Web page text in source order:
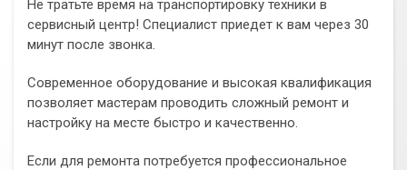
Не тратьте время на транспортировку техники в
сервисный центр! Специалист приедет к вам через 30
минут после звонка.
Современное оборудование и высокая квалификация
позволяет мастерам проводить сложный ремонт и
настройку на месте быстро и качественно.
Если для ремонта потребуется профессиональное